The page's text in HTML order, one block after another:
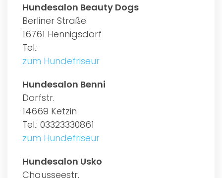
Hundesalon Beauty Dogs
Berliner Straße
16761 Hennigsdorf
Tel.:
zum Hundefriseur
Hundesalon Benni
Dorfstr.
14669 Ketzin
Tel.: 03323330861
zum Hundefriseur
Hundesalon Usko
Chausseestr.